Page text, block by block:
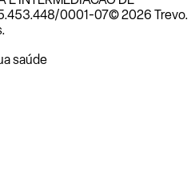
0001-07© 2026 Trevo.
saúde